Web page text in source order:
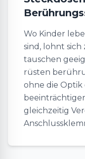
Wo Kinder
sind, lohnt
tauschen
rüsten
ohne die
gleichzeitig